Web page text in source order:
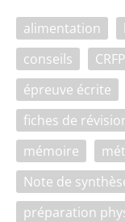
alimentation
conseils
épreuve écrite
fiches de
mémoire
Note de
préparation